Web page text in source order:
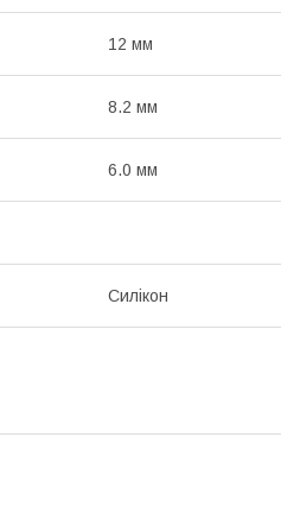
12 мм
8.2 мм
6.0 мм
Силікон